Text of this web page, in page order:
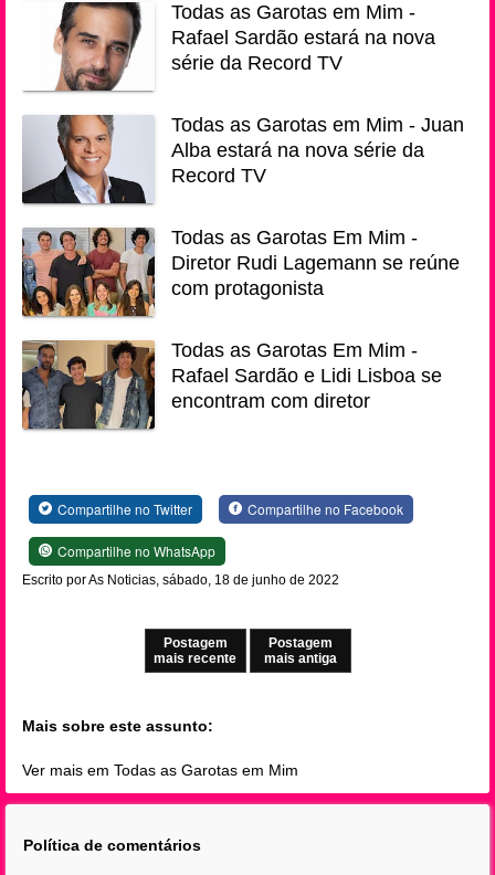
Todas as Garotas em Mim -
Rafael Sardão estará na nova
série da Record TV
Todas as Garotas em Mim - Juan
Alba estará na nova série da
Record TV
Todas as Garotas Em Mim -
Diretor Rudi Lagemann se reúne
com protagonista
Todas as Garotas Em Mim -
Rafael Sardão e Lidi Lisboa se
encontram com diretor
Compartilhe no Twitter Compartilhe no Facebook
Compartilhe no WhatsApp
Escrito por As Noticias, sábado, 18 de junho de 2022
Postagem
mais recente
Postagem
mais antiga
Mais sobre este assunto:
Ver mais em Todas as Garotas em Mim
Política de comentários